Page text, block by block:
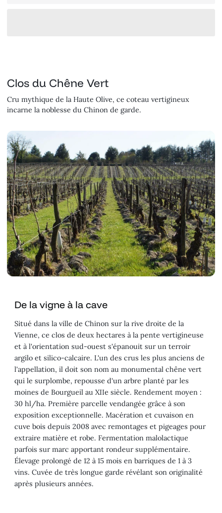
Clos du Chêne Vert
Cru mythique de la Haute Olive, ce coteau vertigineux
incarne la noblesse du Chinon de garde.
De la vigne à la cave
Situé dans la ville de Chinon sur la rive droite de la
Vienne, ce clos de deux hectares à la pente vertigineuse
et à l'orientation sud-ouest s'épanouit sur un terroir
argilo et silico-calcaire. L'un des crus les plus anciens de
l'appellation, il doit son nom au monumental chêne vert
qui le surplombe, repousse d'un arbre planté par les
moines de Bourgueil au XIIe siècle. Rendement moyen :
30 hl/ha. Première parcelle vendangée grâce à son
exposition exceptionnelle. Macération et cuvaison en
cuve bois depuis 2008 avec remontages et pigeages pour
extraire matière et robe. Fermentation malolactique
parfois sur marc apportant rondeur supplémentaire.
Élevage prolongé de 12 à 15 mois en barriques de 1 à 3
vins. Cuvée de très longue garde révélant son originalité
après plusieurs années.